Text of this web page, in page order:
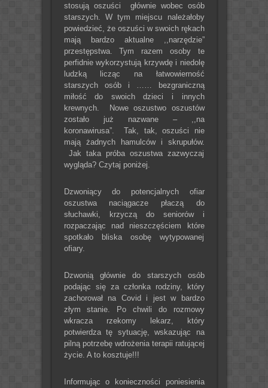
stosują oszuści głównie wobec osób
starszych. W tym miejscu należałoby
powiedzieć, że oszuści w swoich rękach
mają bardzo aktualne ,,narzędzie”
przestępstwa. Tym razem osoby te
perfidnie wykorzystują krzywdę i niedolę
ludzką licząc na łatwowierność
starszych osób i …… bezgraniczną
miłość do swoich dzieci i innych
krewnych. Nowe oszustwo oszustów
zostało już nazwane – ,,na
koronawirusa”. Tak, tak, oszuści nie
mają żadnych hamulców i skrupułów.
Jak taka próba oszustwa zazwyczaj
wygląda? Czytaj poniżej.
Dzwoniący do potencjalnych ofiar
oszustwa naciągacze płaczą do
słuchawki, krzyczą do seniorów i
rozpaczając nad nieszczęściem które
spotkało bliska osobę wytypowanej
ofiary.
Dzwonią głównie do starszych osób
podając się za członka rodziny, który
zachorował na Covid i jest w bardzo
złym stanie. Po chwili do rozmowy
wkracza rzekomy lekarz, który
potwierdza tę sytuację, wskazując na
pilną potrzebę wdrożenia terapii ratującej
życie. A to kosztuje!!!
Informując o konieczności poniesienia